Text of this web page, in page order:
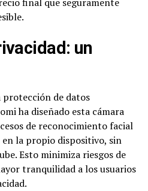
final que seguramente
un
protección de datos
ha diseñado esta cámara
de reconocimiento facial
la propio dispositivo, sin
Esto minimiza riesgos de
tranquilidad a los usuarios